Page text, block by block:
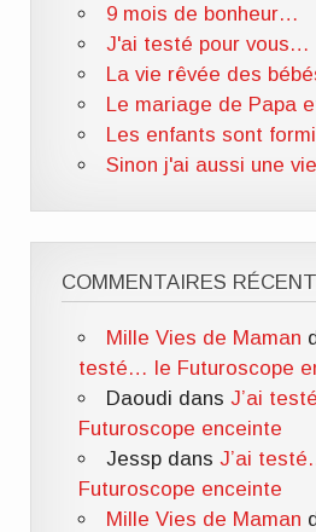
9 mois de bonheur…
J'ai testé pour vous…
La vie rêvée des
Le mariage de Papa
Les enfants sont
Sinon j'ai aussi une
COMMENTAIRES
Mille Vies de Maman
testé… le Futuroscope
Daoudi dans J’ai
Futuroscope enceinte
Jesspdans J’ai
Futuroscope enceinte
Mille Vies de Maman